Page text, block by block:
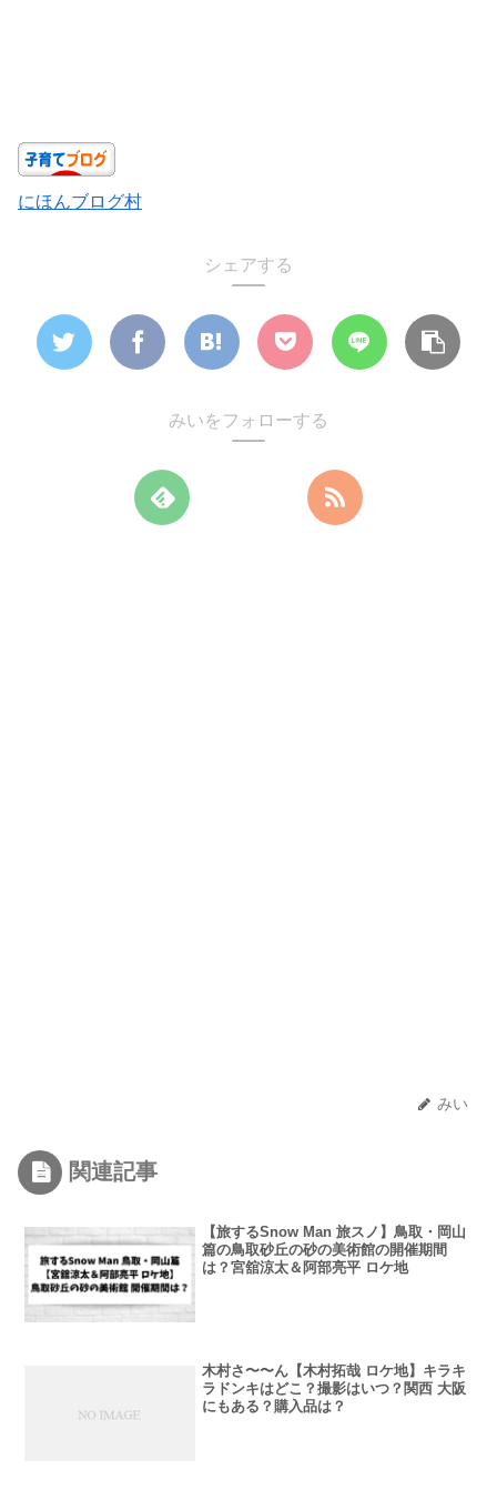
にほんブログ村
シェアする
みいをフォローする
みい
関連記事
【旅するSnow Man 旅スノ】鳥取・岡山
篇の鳥取砂丘の砂の美術館の開催期間
は？宮舘涼太＆阿部亮平 ロケ地
木村さ〜〜ん【木村拓哉 ロケ地】キラキ
ラドンキはどこ？撮影はいつ？関西 大阪
にもある？購入品は？